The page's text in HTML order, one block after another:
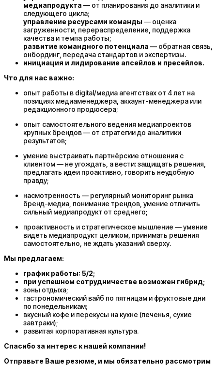
медиапродукта — от планирования до аналитики и
следующего цикла;
управление ресурсами команды — оценка
загруженности, перераспределение, поддержка
качества и темпа работы;
развитие командного потенциала — обратная связь,
онбординг, передача стандартов и экспертизы.
инициация и лидирование апсейлов и пресейлов.
Что для нас важно:
опыт работы в digital/медиа агентствах от 4 лет на
позициях медиаменеджера, аккаунт-менеджера или
редакционного продюсера;
опыт самостоятельного ведения медиапроектов
крупных брендов — от стратегии до аналитики
результатов;
умение выстраивать партнёрские отношения с
клиентом — не угождать, а вести: защищать решения,
предлагать идеи проактивно, говорить неудобную
правду;
насмотренность — регулярный мониторинг рынка
бренд-медиа, понимание трендов, умение отличить
сильный медиапродукт от среднего;
проактивность и стратегическое мышление — умение
видеть медиапродукт целиком, принимать решения
самостоятельно, не ждать указаний сверху.
Мы предлагаем:
график работы: 5/2;
при успешном сотрудничестве возможен гибрид;
зоны отдыха;
гастрономический вайб по пятницам и фруктовые дни
по понедельникам;
вкусный кофе и перекусы на кухне (печенья, сухие
завтраки);
развитая корпоративная культура.
Спасибо за интерес к нашей компании!
Отправьте Ваше резюме, и мы обязательно рассмотрим